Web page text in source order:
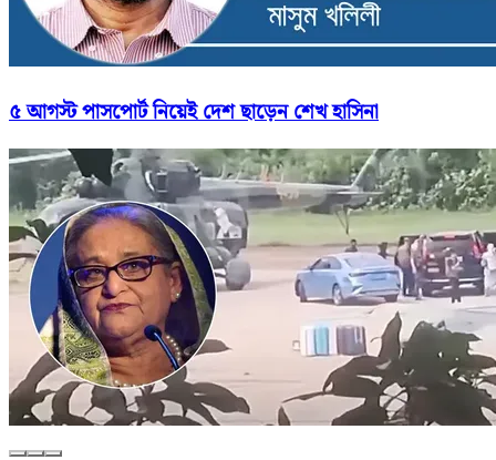
৫ আগস্ট পাসপোর্ট নিয়েই দেশ ছাড়েন শেখ হাসিনা